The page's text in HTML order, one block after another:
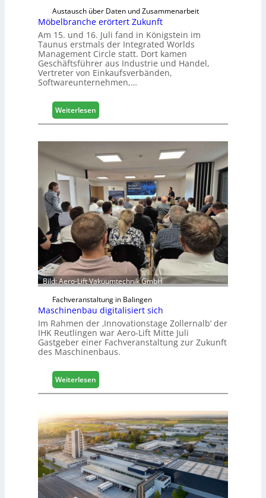
m
e
s
s
e
Austausch über Daten und Zusammenarbeit
Möbelbranche erörtert Zukunft
Am 15. und 16. Juli fand in Königstein im
Taunus erstmals der Integrated Worlds
Management Circle statt. Dort kamen
Geschäftsführer aus Industrie und Handel,
Vertreter von Einkaufsverbänden,
Softwareunternehmen,…
Weiterlesen
M
b
e
b
r
a
n
c
h
e
e
r
ö
r
t
e
r
t
Z
u
k
n
t
Bild: Aero-Lift Vakuumtechnik GmbH
Fachveranstaltung in Balingen
Maschinenbau digitalisiert sich
Im Rahmen der ‚Innovationstage Zollernalb‘ der
IHK Reutlingen war Aero-Lift Mitte Juli
Gastgeber einer Fachveranstaltung zur Zukunft
des Maschinenbaus.
Weiterlesen
M
s
c
h
i
n
e
n
b